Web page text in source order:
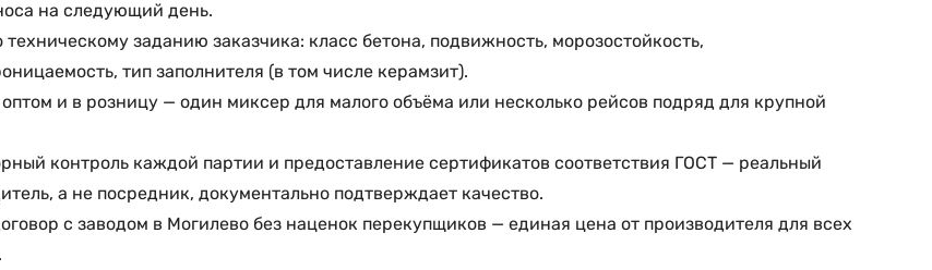
на следующий день.
техническому заданию заказчика: класс бетона, подвижность, морозостойкость,
тип заполнителя (в том числе керамзит).
оптом и в розницу — один миксер для малого объёма или несколько рейсов подряд для крупной
контроль каждой партии и предоставление сертификатов соответствия ГОСТ — реальный
а не посредник, документально подтверждает качество.
с заводом в Могилево без наценок перекупщиков — единая цена от производителя для всех